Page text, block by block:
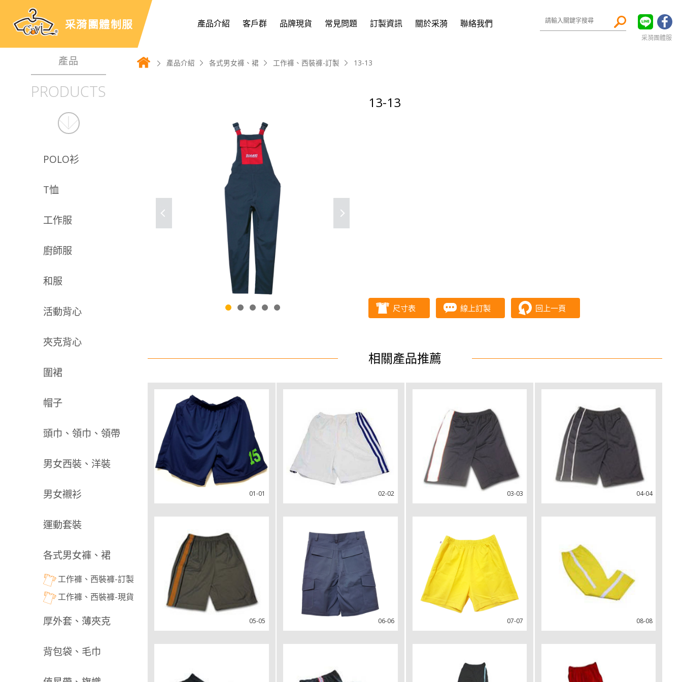
采漪團體制服 產品介紹 客戶群 品牌現貨 常見問題 訂製資訊 關於采漪 聯絡我們
采漪團體服
產品
PRODUCTS
POLO衫
T恤
工作服
廚師服
和服
活動背心
夾克背心
圍裙
帽子
頭巾、領巾、領帶
男女西裝、洋裝
男女襯衫
運動套裝
各式男女褲、裙
工作褲、西裝褲-訂製
工作褲、西裝褲-現貨
厚外套、薄夾克
背包袋、毛巾
產品介紹 各式男女褲、裙 工作褲、西裝褲-訂製 13-13
13-13
尺寸表 線上訂製 回上一頁
相關產品推薦
01-01 02-02 03-03 04-04
05-05 06-06 07-07 08-08